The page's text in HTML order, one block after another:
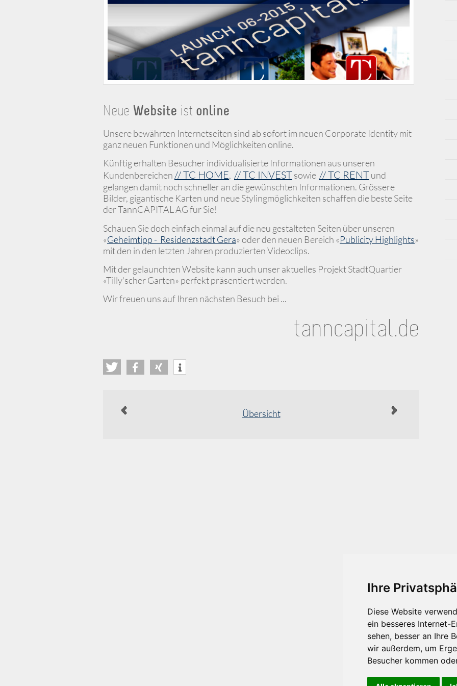
Ihre
Diese Website
ein besseres Internet-
sehen, besser an Ihre
wir außerdem, um
Besucher kommen
Neue Website ist online
Unsere bewährten Internetseiten sind ab sofort im neuen Corporate Identity mit
ganz neuen Funktionen und Möglichkeiten online.
Künftig erhalten Besucher individualisierte Informationen aus unseren
Kundenbereichen// TC HOME, // TC INVESTsowie // TC RENTund
gelangen damit noch schneller an die gewünschten Informationen. Grössere
Bilder, gigantische Karten und neue Stylingmöglichkeiten schaffen die beste Seite
der TannCAPITAL AG für Sie!
Schauen Sie doch einfach einmal auf die neu gestalteten Seiten über unseren
«Geheimtipp - Residenzstadt Gera» oder den neuen Bereich «Publicity Highlights»
mit den in den letzten Jahren produzierten Videoclips.
Mit der gelaunchten Website kann auch unser aktuelles Projekt StadtQuartier
«Tilly'scher Garten» perfekt präsentiert werden.
Wir freuen uns auf Ihren nächsten Besuch bei ...
tanncapital.de
Übersicht